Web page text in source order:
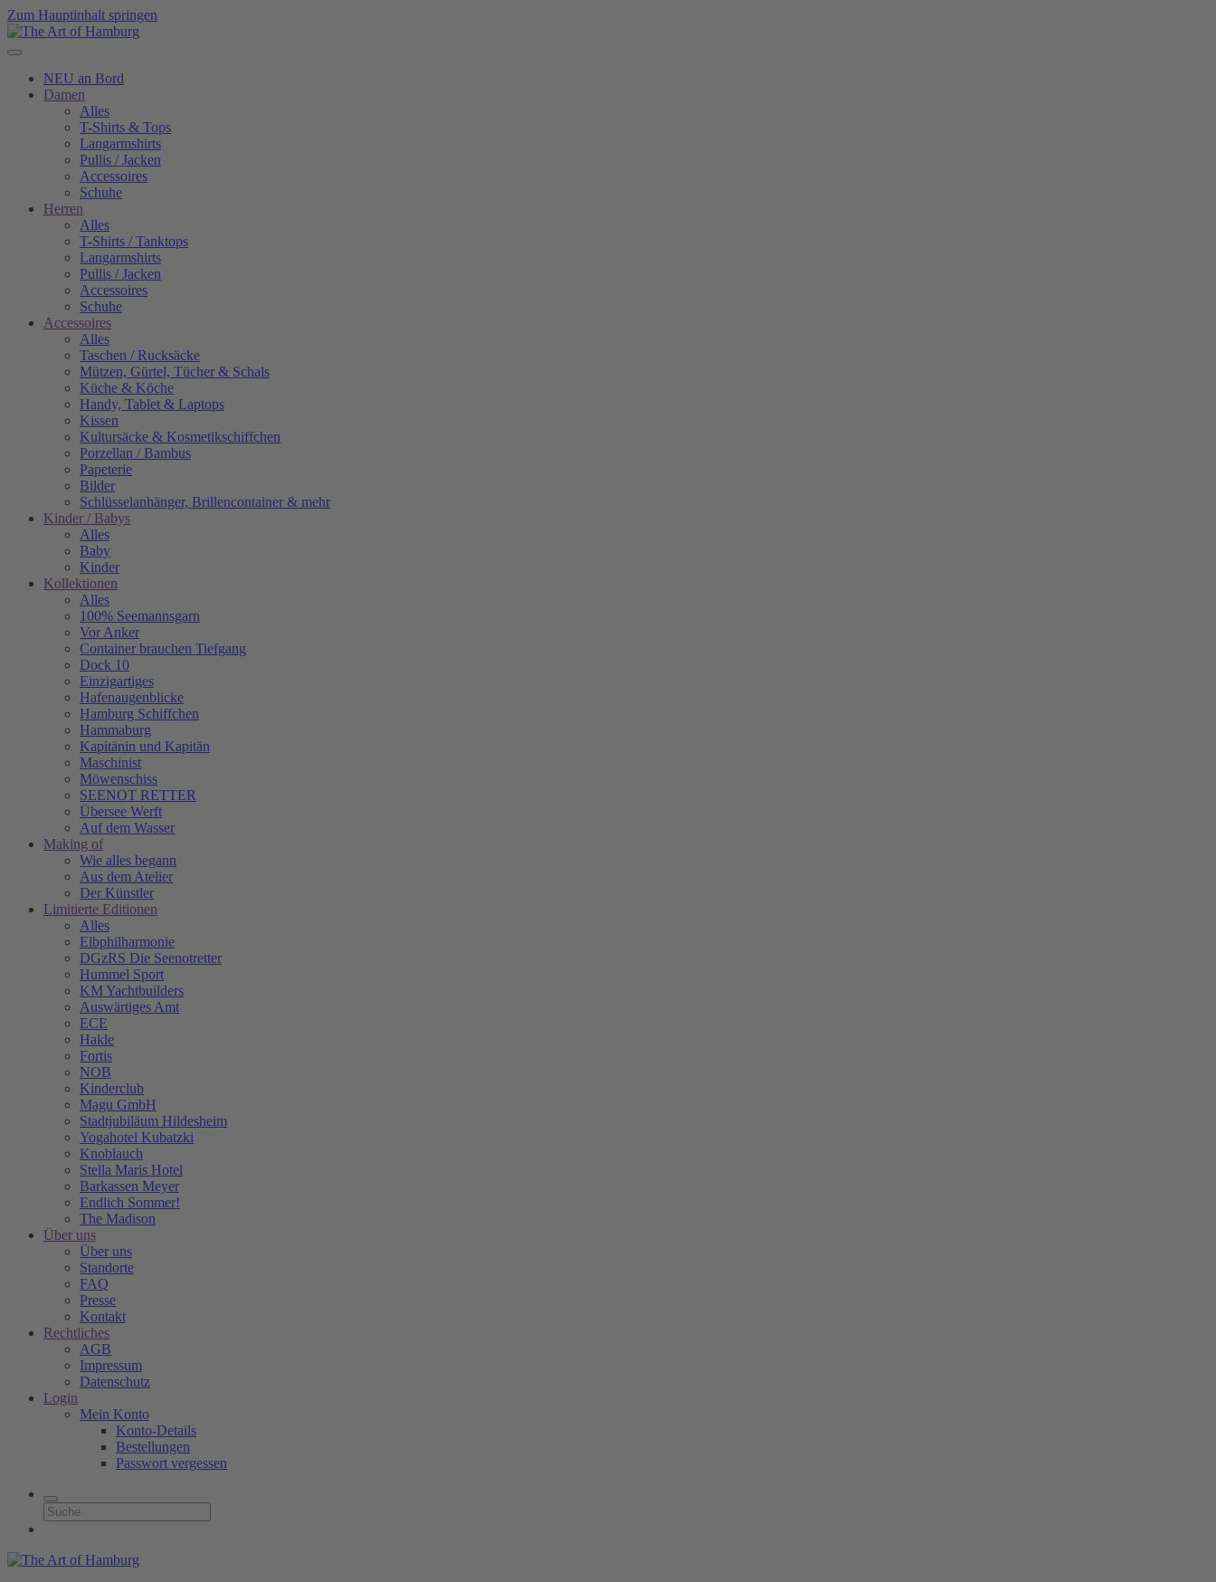
Zum Hauptinhalt springen
NEU an Bord
Damen
Alles
T-Shirts & Tops
Langarmshirts
Pullis / Jacken
Accessoires
Schuhe
Herren
Alles
T-Shirts / Tanktops
Langarmshirts
Pullis / Jacken
Accessoires
Schuhe
Accessoires
Alles
Taschen / Rucksäcke
Mützen, Gürtel, Tücher & Schals
Küche & Köche
Handy, Tablet & Laptops
Kissen
Kultursäcke & Kosmetikschiffchen
Porzellan / Bambus
Papeterie
Bilder
Schlüsselanhänger, Brillencontainer & mehr
Kinder / Babys
Alles
Baby
Kinder
Kollektionen
Alles
100% Seemannsgarn
Vor Anker
Container brauchen Tiefgang
Dock 10
Einzigartiges
Hafenaugen­blicke
Hamburg Schiffchen
Hammaburg
Kapitänin und Kapitän
Maschinist
Möwenschiss
SEENOT RETTER
Übersee Werft
Auf dem Wasser
Making of
Wie alles begann
Aus dem Atelier
Der Künstler
Limitierte Editionen
Alles
Elbphilharmonie
DGzRS Die Seenotretter
Hummel Sport
KM Yachtbuilders
Auswärtiges Amt
ECE
Hakle
Fortis
NOB
Kinderclub
Magu GmbH
Stadtjubiläum Hildesheim
Yogahotel Kubatzki
Knoblauch
Stella Maris Hotel
Barkassen Meyer
Endlich Sommer!
The Madison
Über uns
Über uns
Standorte
FAQ
Presse
Kontakt
Rechtliches
AGB
Impressum
Datenschutz
Login
Mein Konto
Konto-Details
Bestellungen
Passwort vergessen